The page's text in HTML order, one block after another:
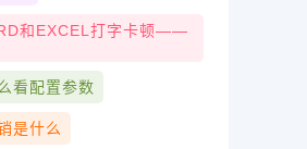
和EXCEL打字卡顿——
看配置参数
是什么